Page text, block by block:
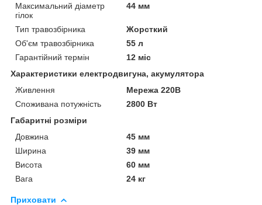
Максимальний діаметр
гілок
44 мм
Тип травозбірника
Жорсткий
Об'єм травозбірника
55 л
Гарантійний термін
12 міс
Характеристики електродвигуна, акумулятора
Живлення
Мережа 220В
Споживана потужність
2800 Вт
Габаритні розміри
Довжина
45 мм
Ширина
39 мм
Висота
60 мм
Вага
24 кг
Приховати